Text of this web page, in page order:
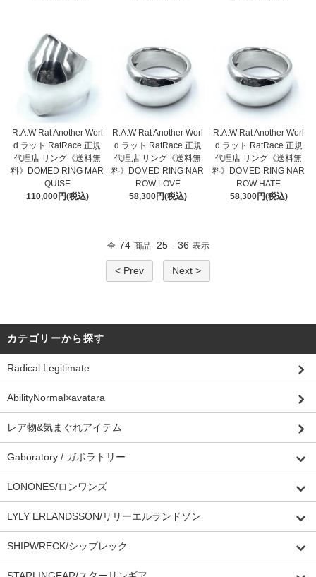
R.A.W Rat Another Worl
d ラット RatRace 正規
代理店 リング《送料無
料》DOMED RING MAR
QUISE
110,000円(税込)
R.A.W Rat Another Worl
d ラット RatRace 正規
代理店 リング《送料無
料》DOMED RING NAR
ROW LOVE
58,300円(税込)
R.A.W Rat Another Worl
d ラット RatRace 正規
代理店 リング《送料無
料》DOMED RING NAR
ROW HATE
58,300円(税込)
全 74 商品 25 - 36 表示
< Prev Next >
カテゴリーから探す
Radical Legitimate
AbilityNormal×avatara
レア物&気まぐれアイテム
Gaboratory / ガボラトリー
LONONES/ロンワンズ
LYLY ERLANDSSON/リリーエルランドソン
SHIPWRECK/シップレック